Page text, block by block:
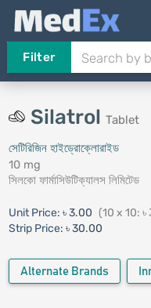
Filter
Silatrol Tablet
সেটিরিজিন হাইড্রোক্লোরাইড
10 mg
সিলকো ফার্মাসিউটিক্যালস লিমিটেড
Unit Price: ৳ 3.00 (10 x 10:
Strip Price: ৳ 30.00
Alternate Brands